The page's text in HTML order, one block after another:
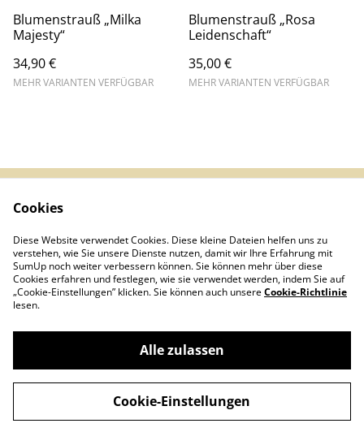
Blumenstrauß „Milka
Majesty“
34,90 €
MEHR VARIANTEN VERFÜGBAR
Blumenstrauß „Rosa
Leidenschaft“
35,00 €
MEHR VARIANTEN VERFÜGBAR
Infos (DE/EN/ES)
Kontakt
Cookies
©2026Magic Flowers GmbH
powered by
Cookies
Diese Website verwendet Cookies. Diese kleine Dateien helfen uns zu
verstehen, wie Sie unsere Dienste nutzen, damit wir Ihre Erfahrung mit
SumUp noch weiter verbessern können. Sie können mehr über diese
Cookies erfahren und festlegen, wie sie verwendet werden, indem Sie auf
„Cookie-Einstellungen” klicken. Sie können auch unsereCookie-Richtlinie
lesen.
Alle zulassen
Cookie-Einstellungen